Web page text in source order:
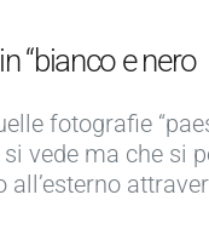
“bianco e nero
fotografie
vede ma che si